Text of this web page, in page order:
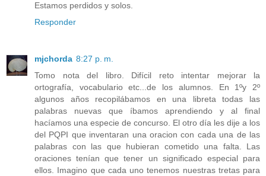
Estamos perdidos y solos.
Responder
mjchorda 8:27 p. m.
Tomo nota del libro. Difícil reto intentar mejorar la
ortografía, vocabulario etc...de los alumnos. En 1ºy 2º
algunos años recopilábamos en una libreta todas las
palabras nuevas que íbamos aprendiendo y al final
hacíamos una especie de concurso. El otro día les dije a los
del PQPI que inventaran una oracion con cada una de las
palabras con las que hubieran cometido una falta. Las
oraciones tenían que tener un significado especial para
ellos. Imagino que cada uno tenemos nuestras tretas para